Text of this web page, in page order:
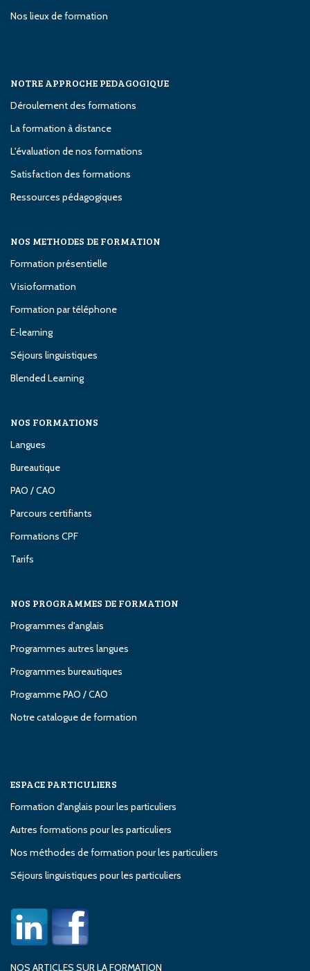
Nos lieux de formation
NOTRE APPROCHE PEDAGOGIQUE
Déroulement des formations
La formation à distance
L'évaluation de nos formations
Satisfaction des formations
Ressources pédagogiques
NOS METHODES DE FORMATION
Formation présentielle
Visioformation
Formation par téléphone
E-learning
Séjours linguistiques
Blended Learning
NOS FORMATIONS
Langues
Bureautique
PAO / CAO
Parcours certifiants
Formations CPF
Tarifs
NOS PROGRAMMES DE FORMATION
Programmes d'anglais
Programmes autres langues
Programmes bureautiques
Programme PAO / CAO
Notre catalogue de formation
ESPACE PARTICULIERS
Formation d'anglais pour les particuliers
Autres formations pour les particuliers
Nos méthodes de formation pour les particuliers
Séjours linguistiques pour les particuliers
NOS ARTICLES SUR LA FORMATION